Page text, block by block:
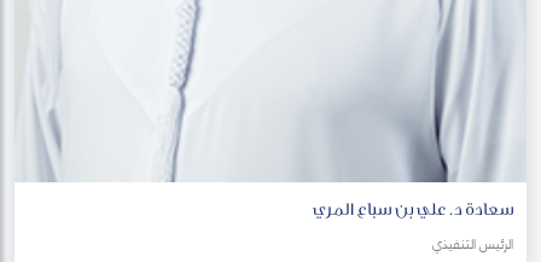
سعادة د. علي بن سباع المري
الرئيس التنفيذي